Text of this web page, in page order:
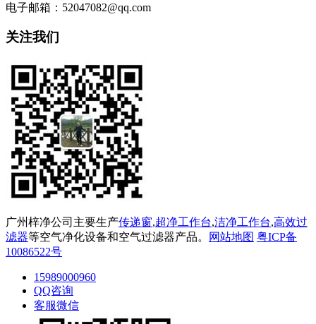
电子邮箱：52047082@qq.com
关注我们
广州梓净公司主要生产传递窗,超净工作台,洁净工作台,高效过
滤器等空气净化设备和空气过滤器产品。 网站地图 粤ICP备
10086522号
15989000960
QQ咨询
客服微信